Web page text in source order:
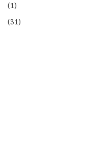
(1)
(31)